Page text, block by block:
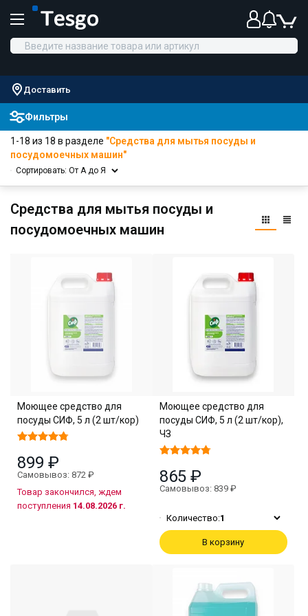
Доставить
Фильтры
1-18 из 18 в разделе "Средства для мытья посуды и
посудомоечных машин"
Сортировать: От А до Я
Средства для мытья посуды и
посудомоечных машин
Моющее средство для
посуды СИФ, 5 л (2 шт/кор)
899 ₽
Самовывоз: 872 ₽
Товар закончился, ждем
поступления 14.08.2026 г.
Моющее средство для
посуды СИФ, 5 л (2 шт/кор),
ЧЗ
865 ₽
Самовывоз: 839 ₽
Количество:1
В корзину